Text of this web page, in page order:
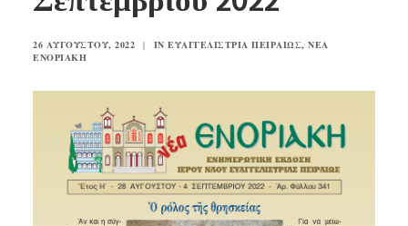
ΕΥΑΓΓΕΛΙΣΤΡΙΑ ΠΕΙΡΑΙΏΣ
VIDEO
ΠΑΛΑΙΑ ΣΥΝΟΔΟΙΠΟΡΙΑ
ΕΠΙΚΟΙΝΩΝΙΑ
SEARCH
26 ΑΥΓΟΎΣΤΟΥ, 2022 | IN ΕΥΑΓΓΕΛΊΣΤΡΙΑ ΠΕΙΡΑΙΏΣ, ΝΈΑ
ΕΝΟΡΙΑΚΉ